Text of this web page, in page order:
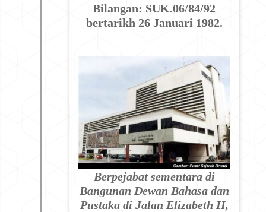
Bilangan: SUK.06/84/92
bertarikh 26 Januari 1982.
Berpejabat sementara di
Bangunan Dewan Bahasa dan
Pustaka di Jalan Elizabeth II,